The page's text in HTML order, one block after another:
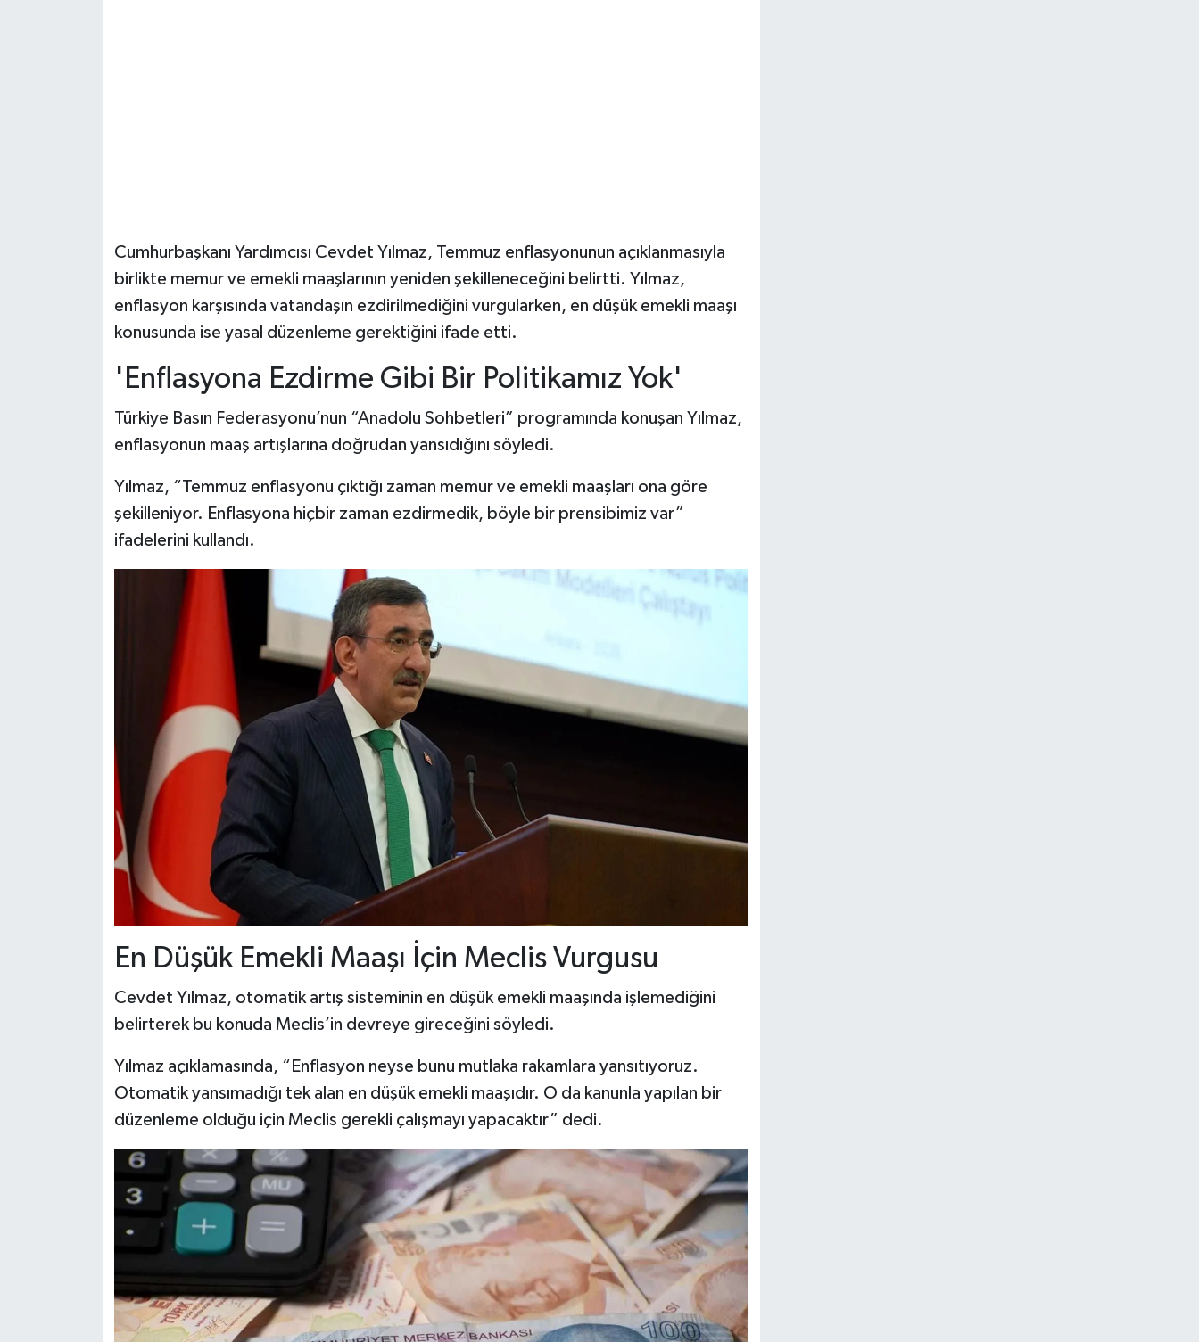
Cumhurbaşkanı Yardımcısı Cevdet Yılmaz, Temmuz enflasyonunun açıklanmasıyla
birlikte memur ve emekli maaşlarının yeniden şekilleneceğini belirtti. Yılmaz,
enflasyon karşısında vatandaşın ezdirilmediğini vurgularken, en düşük emekli maaşı
konusunda ise yasal düzenleme gerektiğini ifade etti.
'Enflasyona Ezdirme Gibi Bir Politikamız Yok'
Türkiye Basın Federasyonu’nun “Anadolu Sohbetleri” programında konuşan Yılmaz,
enflasyonun maaş artışlarına doğrudan yansıdığını söyledi.
Yılmaz, “Temmuz enflasyonu çıktığı zaman memur ve emekli maaşları ona göre
şekilleniyor. Enflasyona hiçbir zaman ezdirmedik, böyle bir prensibimiz var”
ifadelerini kullandı.
En Düşük Emekli Maaşı İçin Meclis Vurgusu
Cevdet Yılmaz, otomatik artış sisteminin en düşük emekli maaşında işlemediğini
belirterek bu konuda Meclis’in devreye gireceğini söyledi.
Yılmaz açıklamasında, “Enflasyon neyse bunu mutlaka rakamlara yansıtıyoruz.
Otomatik yansımadığı tek alan en düşük emekli maaşıdır. O da kanunla yapılan bir
düzenleme olduğu için Meclis gerekli çalışmayı yapacaktır” dedi.
Ulusal Haberler
Teknoloji Haberleri
Yerel Haberler
Haber Arşivi